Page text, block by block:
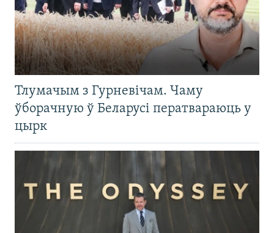
Тлумачым з Гурневічам. Чаму
ўборачную ў Беларусі ператвараюць у
цырк